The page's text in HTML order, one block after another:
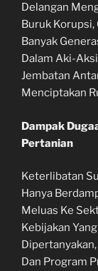
Delangan
Buruk Korupsi,
Banyak
Dalam Aki-
Jembatan
Menciptakan
Dampak
Pertanian
Keterlibatan
Hanya
Meluas Ke
Kebijakan
Dan Program